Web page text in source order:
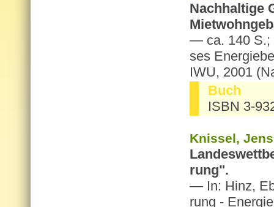
Nach­hal­ti­ge
— ca. 140 S.;
ses
IWU, 2001
Buch
ISBN 3-
Knis­sel,
rung".
— In: Hinz,
rung -